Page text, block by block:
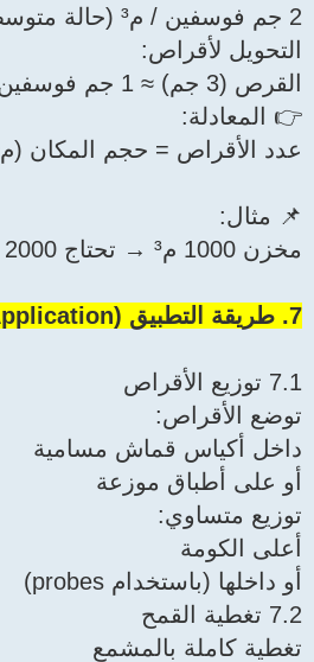
2 جم فوسفين / م³ (حالة متوسطة)
التحويل لأقراص:
القرص (3 جم) ≈ 1 جم فوسفين
👉 المعادلة:
عدد الأقراص = حجم المكان (م³) × 2
📌 مثال:
مخزن 1000 م³ → تحتاج 2000 قرص
7. طريقة التطبيق (Application)
7.1 توزيع الأقراص
توضع الأقراص:
داخل أكياس قماش مسامية
أو على أطباق موزعة
توزيع متساوي:
أعلى الكومة
أو داخلها (باستخدام probes)
7.2 تغطية القمح
تغطية كاملة بالمشمع